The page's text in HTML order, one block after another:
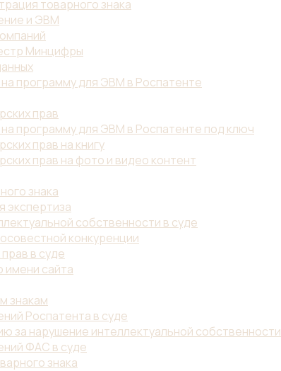
товарного знака
и ЭВМ
Минцифры
программу для ЭВМ в Роспатенте
прав
программу для ЭВМ в Роспатенте под ключ
прав на книгу
прав на фото и видео контент
знака
экспертиза
собственности в суде
конкуренции
в суде
имени сайта
знакам
Роспатента в суде
за нарушение интеллектуальной собственности
ФАС в суде
знака